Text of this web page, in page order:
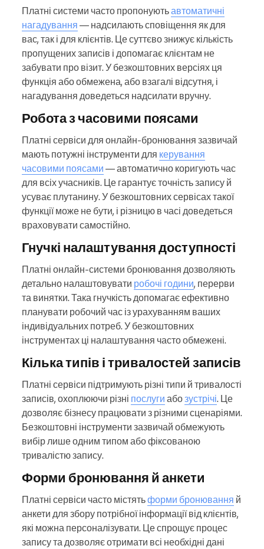
Платні системи часто пропонуютьавтоматичні
нагадування — надсилають сповіщення як для
вас, так і для клієнтів. Це суттєво знижує кількість
пропущених записів і допомагає клієнтам не
забувати про візит. У безкоштовних версіях ця
функція або обмежена, або взагалі відсутня, і
нагадування доведеться надсилати вручну.
Робота з часовими поясами
Платні сервіси для онлайн-бронювання зазвичай
мають потужні інструменти для керування
часовими поясами — автоматично коригують час
для всіх учасників. Це гарантує точність запису й
усуває плутанину. У безкоштовних сервісах такої
функції може не бути, і різницю в часі доведеться
враховувати самостійно.
Гнучкі налаштування доступності
Платні онлайн-системи бронювання дозволяють
детально налаштовувати робочі години, перерви
та винятки. Така гнучкість допомагає ефективно
планувати робочий час із урахуванням ваших
індивідуальних потреб. У безкоштовних
інструментах ці налаштування часто обмежені.
Кілька типів і тривалостей записів
Платні сервіси підтримують різні типи й тривалості
записів, охоплюючи різні послуги абозустрічі. Це
дозволяє бізнесу працювати з різними сценаріями.
Безкоштовні інструменти зазвичай обмежують
вибір лише одним типом або фіксованою
тривалістю запису.
Форми бронювання й анкети
Платні сервіси часто містятьформи бронювання й
анкети для збору потрібної інформації від клієнтів,
які можна персоналізувати. Це спрощує процес
запису та дозволяє отримати всі необхідні дані